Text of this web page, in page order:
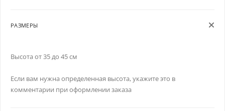
РАЗМЕРЫ
Высота от 35 до 45 см
Если вам нужна определенная высота, укажите это в
комментарии при оформлении заказа